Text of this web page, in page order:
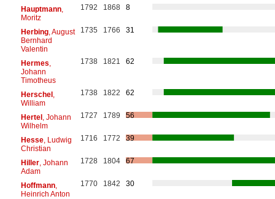
Hauptmann,
Moritz
1792 1868 8
Herbing, August
Bernhard
Valentin
1735 1766 31
Hermes
Johann
Timotheus
1738 1821 62
Herschel,
William
1738 1822 62
Hertel, Johann
Wilhelm
1727 1789 56
Hesse, Ludwig
Christian
1716 1772 39
Hiller, Johann
Adam
1728 1804 67
Hoffmann,
Heinrich Anton
1770 1842 30